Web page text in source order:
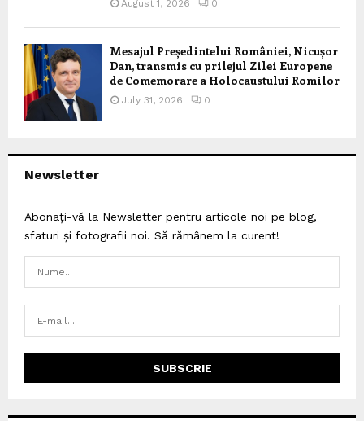
August 1, 2026 0
Mesajul Președintelui României, Nicușor
Dan, transmis cu prilejul Zilei Europene
de Comemorare a Holocaustului Romilor
July 31, 2026 0
Newsletter
Abonați-vă la Newsletter pentru articole noi pe blog,
sfaturi și fotografii noi. Să rămânem la curent!